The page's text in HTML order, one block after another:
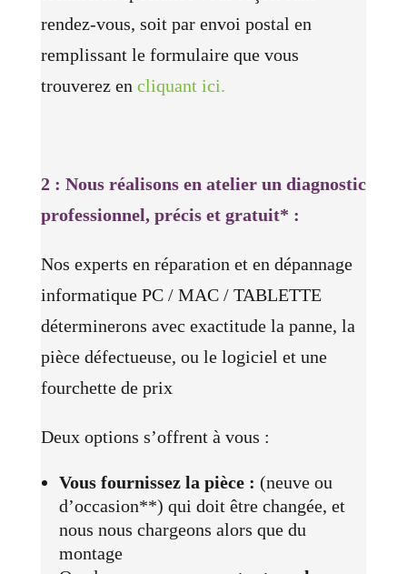
rendez-vous, soit par envoi postal en
remplissant le formulaire que vous
trouverez en cliquant ici.
2 : Nous réalisons en atelier un diagnostic
professionnel, précis et gratuit* :
Nos experts en réparation et en dépannage
informatique PC / MAC / TABLETTE
déterminerons avec exactitude la panne, la
pièce défectueuse, ou le logiciel et une
fourchette de prix
Deux options s’offrent à vous :
Vous fournissez la pièce : (neuve ou
d’occasion**) qui doit être changée, et
nous nous chargeons alors que du
montage